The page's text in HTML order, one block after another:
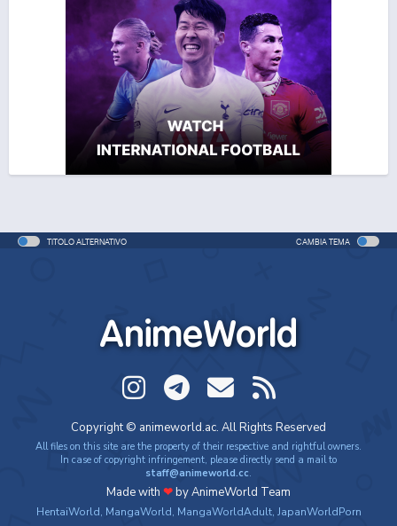
TITOLO ALTERNATIVO CAMBIA TEMA
AnimeWorld
Copyright © animeworld.ac. All Rights Reserved
All files on this site are the property of their respective and rightful owners.
In case of copyright infringement, please directly send a mail to
staff@animeworld.cc.
Made with ❤by AnimeWorld Team
HentaiWorld, MangaWorld, MangaWorldAdult, JapanWorldPorn